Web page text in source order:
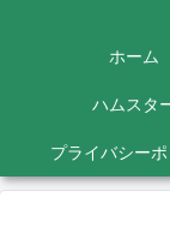
ホーム
ハムスタ
プライバシー